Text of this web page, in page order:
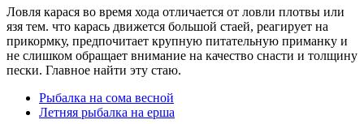
Ловля карася во время хода отличается от ловли плотвы или
язя тем. что карась движется большой стаей, реагирует на
прикормку, предпочитает крупную питательную приманку и
не слишком обращает внимание на качество снасти и толщину
пески. Главное найти эту стаю.
Рыбалка на сома весной
Летняя рыбалка на ерша